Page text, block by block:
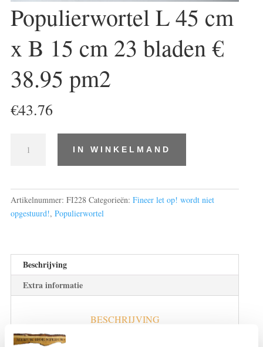
Populierwortel L 45 cm
x B 15 cm 23 bladen €
38.95 pm2
€43.76
15
bladen
€
38.95
IN WINKELMAND
Artikelnummer: FI228 Categorieën: Fineer let op! wordt niet
opgestuurd!, Populierwortel
Beschrijving
Extra informatie
BESCHRIJVING
Populieren kunnen het beste groeien in